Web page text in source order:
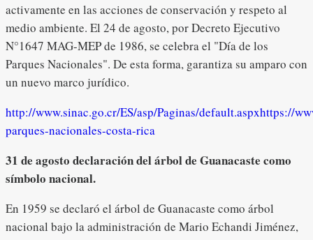
activamente en las acciones de conservación y respeto al
medio ambiente. El 24 de agosto, por Decreto Ejecutivo
N°1647 MAG-MEP de 1986, se celebra el "Día de los
Parques Nacionales". De esta forma, garantiza su amparo con
un nuevo marco jurídico.
http://www.sinac.go.cr/ES/asp/Paginas/default.aspxhttps://
parques-nacionales-costa-rica
31 de agosto declaración del árbol de Guanacaste como
símbolo nacional.
En 1959 se declaró el árbol de Guanacaste como árbol
nacional bajo la administración de Mario Echandi Jiménez,